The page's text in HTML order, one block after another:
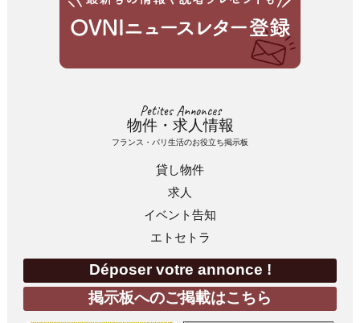
Petites Annonces
物件・求人情報
フランス・パリ生活のお役立ち掲示板
貸し物件
求人
イベント告知
エトセトラ
Déposer votre annonce !
掲示板へのご掲載はこちら